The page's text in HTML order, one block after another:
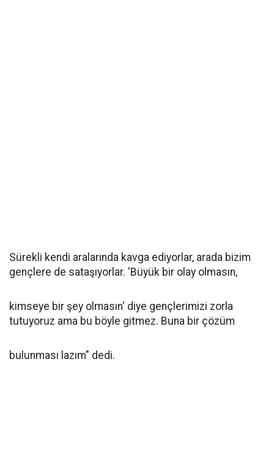
Sürekli kendi aralarında kavga ediyorlar, arada bizim
gençlere de sataşıyorlar. 'Büyük bir olay olmasın,
kimseye bir şey olmasın' diye gençlerimizi zorla
tutuyoruz ama bu böyle gitmez. Buna bir çözüm
bulunması lazım" dedi.